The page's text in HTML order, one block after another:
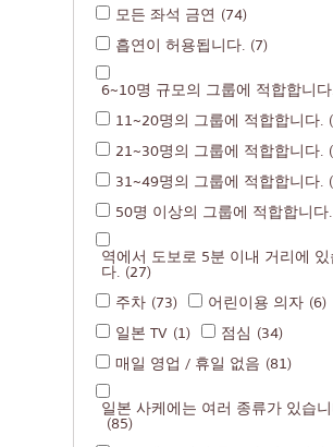
모든 좌석 금연 (74)
흡연이 허용됩니다. (7)
6~10명 규모의 그룹에 적합합니
11~20명의 그룹에 적합합니다.
21~30명의 그룹에 적합합니다.
31~49명의 그룹에 적합합니다.
50명 이상의 그룹에 적합합니다.
역에서 도보로 5분 이내 거리에 있
다. (27)
주차 (73) 어린이용 의자 (6)
일본 TV (1) 점심 (34)
매일 영업 / 휴일 없음 (81)
일본 사케에는 여러 종류가 있습
(85)